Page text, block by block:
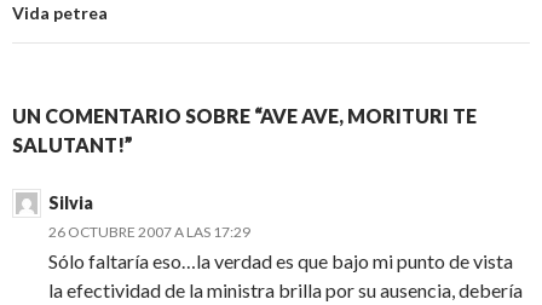
Vida petrea
UN COMENTARIO SOBRE “AVE AVE, MORITURI TE
SALUTANT!”
Silvia
26 OCTUBRE 2007 A LAS 17:29
Sólo faltaría eso…la verdad es que bajo mi punto de vista
la efectividad de la ministra brilla por su ausencia, debería